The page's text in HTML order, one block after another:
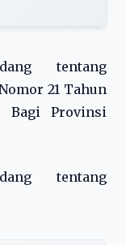
tentang
21 Tahun
Bagi Provinsi
tentang